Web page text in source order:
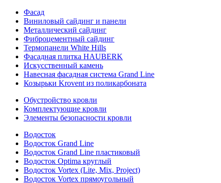
Фасад
Виниловый сайдинг и панели
Металлический сайдинг
Фиброцементный сайдинг
Термопанели White Hills
Фасадная плитка HAUBERK
Искусственный камень
Навесная фасадная система Grand Line
Козырьки Krovent из поликарбоната
Обустройство кровли
Комплектующие кровли
Элементы безопасности кровли
Водосток
Водосток Grand Line
Водосток Grand Line пластиковый
Водосток Optima круглый
Водосток Vortex (Lite, Mix, Project)
Водосток Vortex прямоугольный